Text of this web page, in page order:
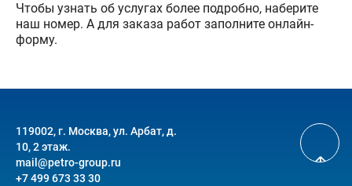
Чтобы узнать об услугах более подробно, наберите
наш номер. А для заказа работ заполните онлайн-
форму.
119002, г. Москва, ул. Арбат, д.
10, 2 этаж.
mail@petro-group.ru
+7 499 673 33 30